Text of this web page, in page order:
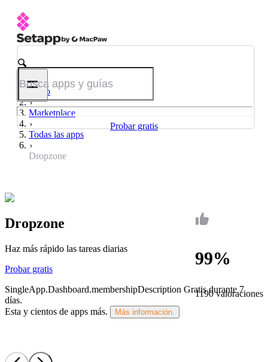
Probar gratis
Inicio
Marketplace
Todas las apps
Dropzone
99%
1190 valoraciones
Dropzone
Haz más rápido las tareas diarias
Probar gratis
SingleApp.Dashboard.membershipDescription Gratis durante 7
días.
Esta y cientos de apps más.
Más información.